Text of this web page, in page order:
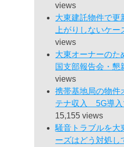
views
大東建託物件で更
上がりしないケー
views
大東オーナーのた
国支部報告会・懇
views
携帯基地局の物件
テナ収入 5G導入
15,155 views
騒音トラブルを大
ーズはどう対処し